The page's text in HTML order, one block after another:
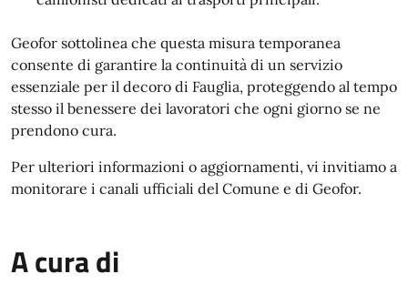
Geofor sottolinea che questa misura temporanea
consente di garantire la continuità di un servizio
essenziale per il decoro di Fauglia, proteggendo al tempo
stesso il benessere dei lavoratori che ogni giorno se ne
prendono cura.
Per ulteriori informazioni o aggiornamenti, vi invitiamo a
monitorare i canali ufficiali del Comune e di Geofor.
A cura di